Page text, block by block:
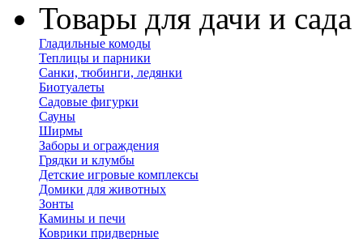
Товары для дачи и сада
Гладильные комоды
Теплицы и парники
Санки, тюбинги, ледянки
Биотуалеты
Садовые фигурки
Сауны
Ширмы
Заборы и ограждения
Грядки и клумбы
Детские игровые комплексы
Домики для животных
Зонты
Камины и печи
Коврики придверные